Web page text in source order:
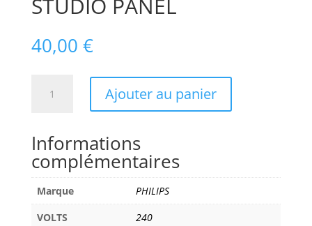
STUDIO PANEL
40,00 €
STUDIO
PANEL
Ajouter au panier
Informations
complémentaires
Marque
PHILIPS
VOLTS
240